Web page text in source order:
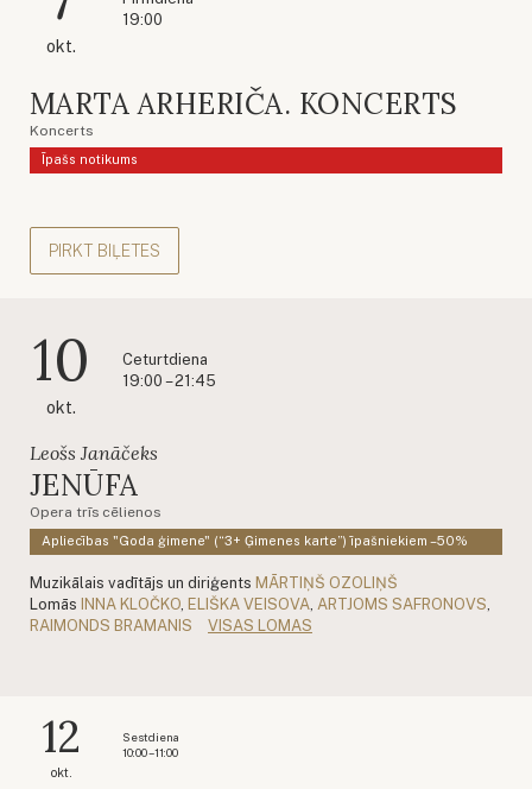
okt.
19:00
MARTA ARHERIČA. KONCERTS
Koncerts
Īpašs notikums
PIRKT BIĻETES
10
okt.
Ceturtdiena
19:00 – 21:45
Leošs Janāčeks
JENŪFA
Opera trīs cēlienos
Apliecības "Goda ģimene" (“3+ Ģimenes karte”) īpašniekiem –50%
Muzikālais vadītājs un diriģents MĀRTIŅŠ OZOLIŅŠ
Lomās INNA KLOČKO ELIŠKA VEISOVA ARTJOMS SAFRONOVS
RAIMONDS BRAMANIS
VISAS LOMAS
12
okt.
Sestdiena
10:00 – 11:00